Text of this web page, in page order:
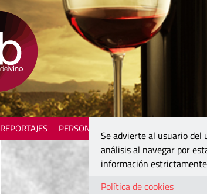
REPORTAJES PERSONAJES
Se advierte al usuario del
análisis al navegar por
información
Política de cookies